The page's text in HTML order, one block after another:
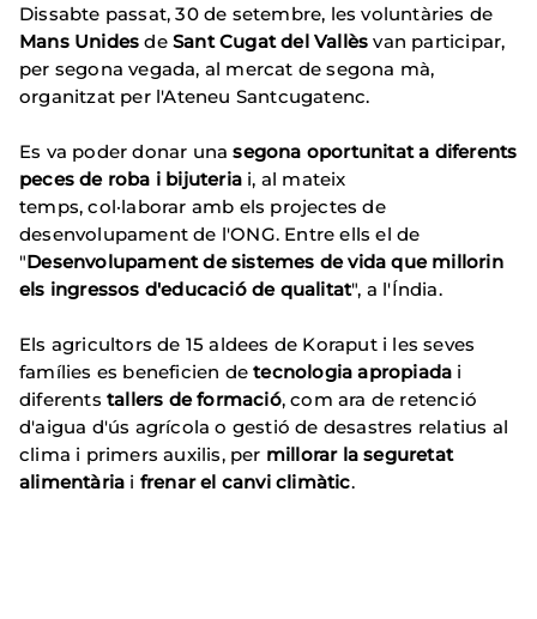
Dissabte passat, 30 de setembre, les voluntàries de
Mans Unides deSant Cugat del Vallès van participar,
per segona vegada, al mercat de segona mà,
organitzat per l'Ateneu Santcugatenc.
Es va poder donar unasegona oportunitat a diferents
peces de roba i bijuteria i, al mateix
temps, col·laborar amb els projectes de
desenvolupament de l'ONG. Entre ells el de
"Desenvolupament de sistemes de vida que millorin
els ingressos d'educació de qualitat", a l'Índia.
Els agricultors de 15 aldees de Koraput i les seves
famílies es beneficien detecnologia apropiada i
diferents tallers de formació, com ara de retenció
d'aigua d'ús agrícola o gestió de desastres relatius al
clima i primers auxilis, per millorar la seguretat
alimentària i frenar el canvi climàtic.